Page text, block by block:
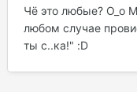
Чё это любые? О_о
любом случае
ты с..ка!" :D